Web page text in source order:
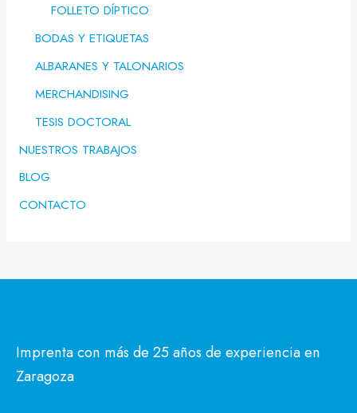
FOLLETO DÍPTICO
BODAS Y ETIQUETAS
ALBARANES Y TALONARIOS
MERCHANDISING
TESIS DOCTORAL
NUESTROS TRABAJOS
BLOG
CONTACTO
Imprenta con más de 25 años de experiencia en
Zaragoza